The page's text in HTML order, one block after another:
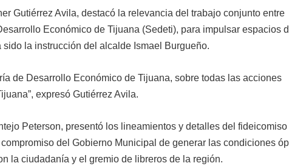
Gutiérrez Avila, destacó la relevancia del trabajo conjunto entre
Económico de Tijuana (Sedeti), para impulsar espacios
la instrucción del alcalde Ismael Burgueño.
de Desarrollo Económico de Tijuana, sobre todas las acciones
expresó Gutiérrez Avila.
Peterson, presentó los lineamientos y detalles del fideicomiso
del Gobierno Municipal de generar las condiciones
la ciudadanía y el gremio de libreros de la región.